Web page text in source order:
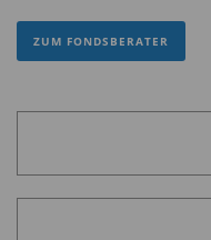
ZUM FONDSBERATER